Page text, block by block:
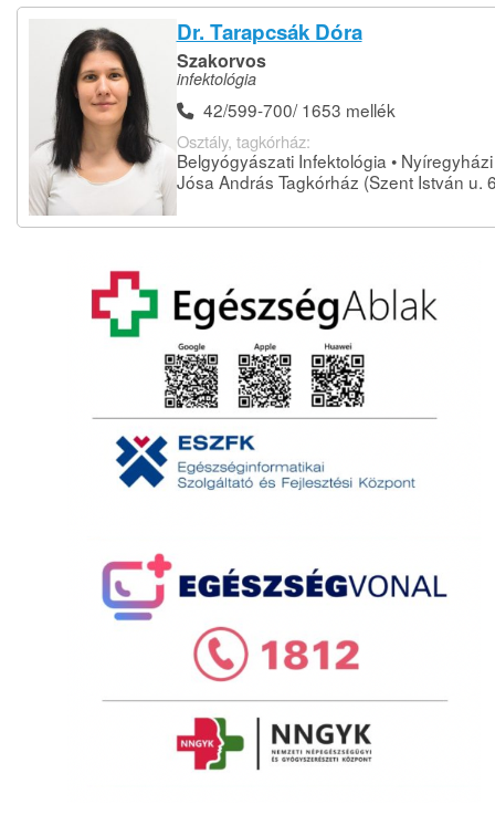
Dr. Tarapcsák Dóra
Szakorvos
infektológia
42/599-700/ 1653 mellék
Osztály, tagkórház:
Belgyógyászati Infektológia • Nyíregyházi
Jósa András Tagkórház (Szent István u.